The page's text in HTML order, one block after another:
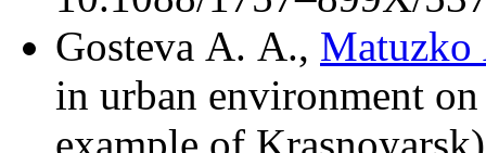
Gosteva A. A.,
in urban environment
example of